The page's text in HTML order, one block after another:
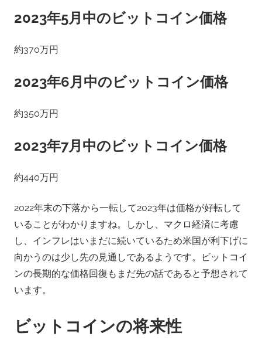
2023年5月中のビットコイン価格
約370万円
2023年6月中のビットコイン価格
約350万円
2023年7月中のビットコイン価格
約440万円
2022年末の下落から一転して2023年は価格が好転して
いることがわかりますね。しかし、マクロ経済に考慮
し、インフレはいまだに続いているため米国が利下げに
向かうのは少し先の見通しであるようです。ビットコイ
ンの長期的な価格回復もまだ先の話であると予想されて
います。
ビットコインの将来性